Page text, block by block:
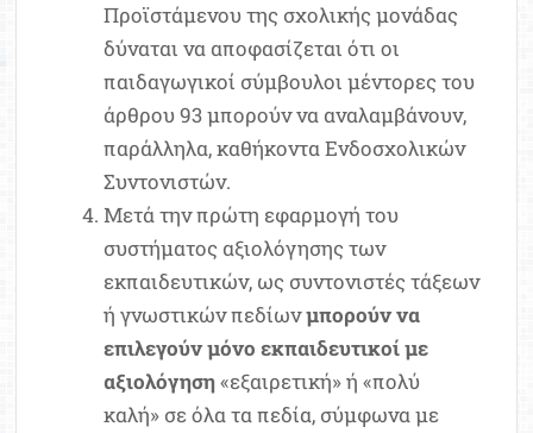
Προϊστάμενου της σχολικής μονάδας
δύναται να αποφασίζεται ότι οι
παιδαγωγικοί σύμβουλοι μέντορες του
άρθρου 93 μπορούν να αναλαμβάνουν,
παράλληλα, καθήκοντα Ενδοσχολικών
Συντονιστών.
Μετά την πρώτη εφαρμογή του
συστήματος αξιολόγησης των
εκπαιδευτικών, ως συντονιστές τάξεων
ή γνωστικών πεδίωνμπορούν να
επιλεγούν μόνο εκπαιδευτικοί με
αξιολόγηση«εξαιρετική» ή «πολύ
καλή» σε όλα τα πεδία, σύμφωνα με